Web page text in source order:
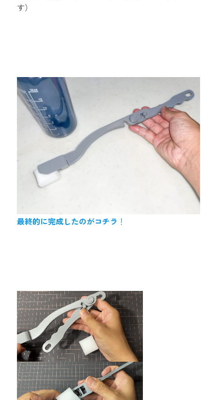
す）
最終的に完成したのがコチラ ！